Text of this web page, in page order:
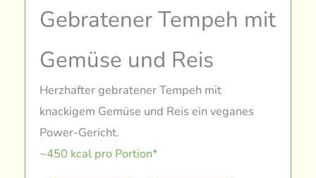
Gebratener Tempeh mit
Gemüse und Reis
Herzhafter gebratener Tempeh mit
knackigem Gemüse und Reis ein veganes
Power-Gericht.
~450 kcal pro Portion*